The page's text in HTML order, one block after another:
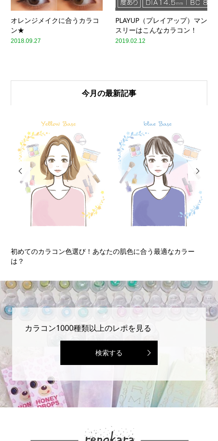
オレンジメイクに合うカラコ
ン★
2018.09.27
PLAYUP（プレイアップ）マン
スリーはこんなカラコン！
2019.02.12
今月の最新記事

初めてのカラコン☆カラコン初心者が知っておくべき5つのポイ
ン...

カラコン1000種類以上のレポを見る
検索する